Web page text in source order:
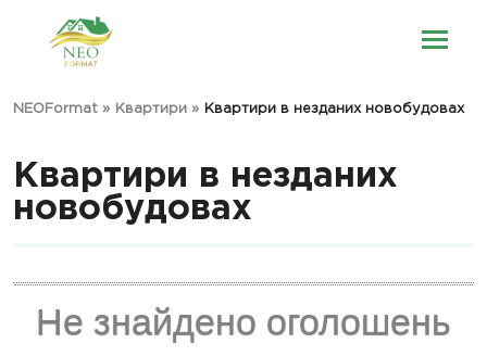
NEOFormat » Квартири » Квартири в незданих новобудовах
Квартири в незданих
новобудовах
Не знайдено оголошень